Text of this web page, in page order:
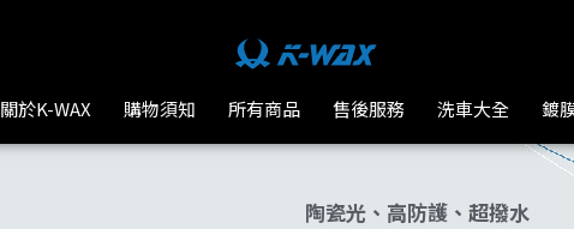
關於K-WAX 購物須知 所有商品 售後服務 洗車大全 鍍
陶瓷光、高防護、超撥水